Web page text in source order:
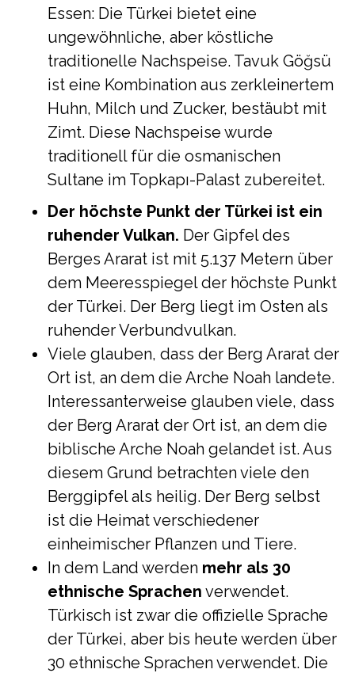
Essen: Die Türkei bietet eine
ungewöhnliche, aber köstliche
traditionelle Nachspeise. Tavuk Göğsü
ist eine Kombination aus zerkleinertem
Huhn, Milch und Zucker, bestäubt mit
Zimt. Diese Nachspeise wurde
traditionell für die osmanischen
Sultane im Topkapı-Palast zubereitet.
Der höchste Punkt der Türkei ist ein
ruhender Vulkan. Der Gipfel des
Berges Ararat ist mit 5.137 Metern über
dem Meeresspiegel der höchste Punkt
der Türkei. Der Berg liegt im Osten als
ruhender Verbundvulkan.
Viele glauben, dass der Berg Ararat der
Ort ist, an dem die Arche Noah landete.
Interessanterweise glauben viele, dass
der Berg Ararat der Ort ist, an dem die
biblische Arche Noah gelandet ist. Aus
diesem Grund betrachten viele den
Berggipfel als heilig. Der Berg selbst
ist die Heimat verschiedener
einheimischer Pflanzen und Tiere.
In dem Land werden mehr als 30
ethnische Sprachen verwendet.
Türkisch ist zwar die offizielle Sprache
der Türkei, aber bis heute werden über
30 ethnische Sprachen verwendet. Die